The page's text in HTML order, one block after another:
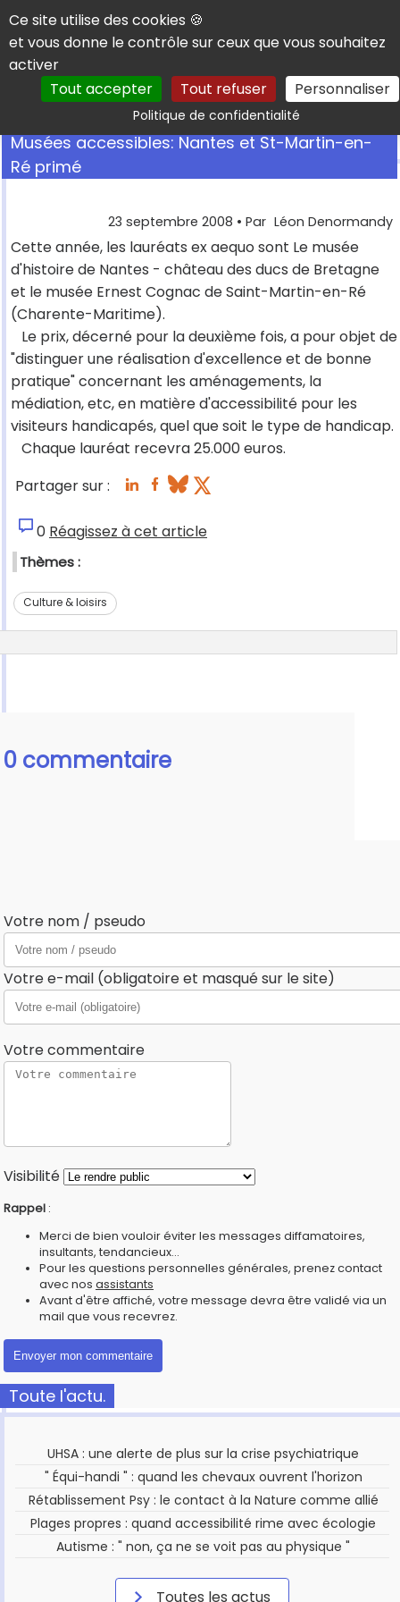
Panneau de gestion des cookies
Ce site utilise des cookies 🍪
et vous donne le contrôle sur ceux que vous souhaitez
activer
Tout accepter
Tout refuser Personnaliser
Politique de confidentialitéRechercher
Musées accessibles: Nantes et St-Martin-en-
Ré primé
23 septembre 2008 • Par Léon Denormandy
Cette année, les lauréats ex aequo sont Le musée
d'histoire de Nantes - château des ducs de Bretagne
et le musée Ernest Cognac de Saint-Martin-en-Ré
(Charente-Maritime).
Le prix, décerné pour la deuxième fois, a pour objet de
"distinguer une réalisation d'excellence et de bonne
pratique" concernant les aménagements, la
médiation, etc, en matière d'accessibilité pour les
visiteurs handicapés, quel que soit le type de handicap.
Chaque lauréat recevra 25.000 euros.
Partager sur :
0 Réagissez à cet article
Thèmes :
Culture & loisirs
0 commentaire
Votre nom / pseudo
Votre e-mail (obligatoire et masqué sur le site)
Votre commentaire
Visibilité
Rappel :
Merci de bien vouloir éviter les messages diffamatoires,
insultants, tendancieux...
Pour les questions personnelles générales, prenez contact
avec nos assistants
Avant d'être affiché, votre message devra être validé via un
mail que vous recevrez.
Toute l'actu.
UHSA : une alerte de plus sur la crise psychiatrique
" Équi-handi " : quand les chevaux ouvrent l'horizon
Rétablissement Psy : le contact à la Nature comme allié
Plages propres : quand accessibilité rime avec écologie
Autisme : " non, ça ne se voit pas au physique "
Toutes les actus